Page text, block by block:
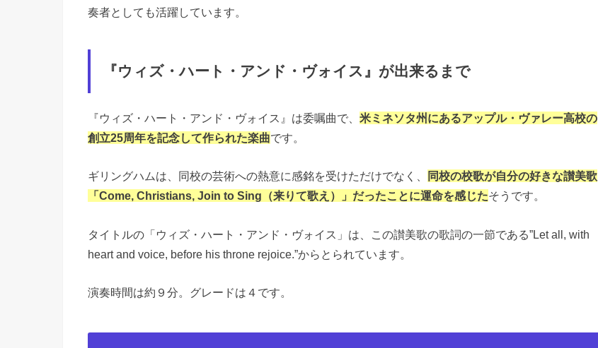
奏者としても活躍しています。
『ウィズ・ハート・アンド・ヴォイス』が出来るまで
『ウィズ・ハート・アンド・ヴォイス 』は委嘱曲で、 米ミネソタ州にあるアップル・ヴァレー高校の
創立25周年を記念して作られた楽曲です。
ギリングハムは、同校の芸術への熱意に感銘を受けただけでなく、
同校の校歌が自分の好きな讃美歌
「Come, Christians, Join to Sing（来りて歌え）」だったことに運命を感じたそうです。
タイトルの「ウィズ・ハート・アンド・ヴォイス」は、この讃美歌の歌詞の一節である”Let all, with
heart and voice, before his throne rejoice.”からとられています。
演奏時間は約９分。グレードは４です。